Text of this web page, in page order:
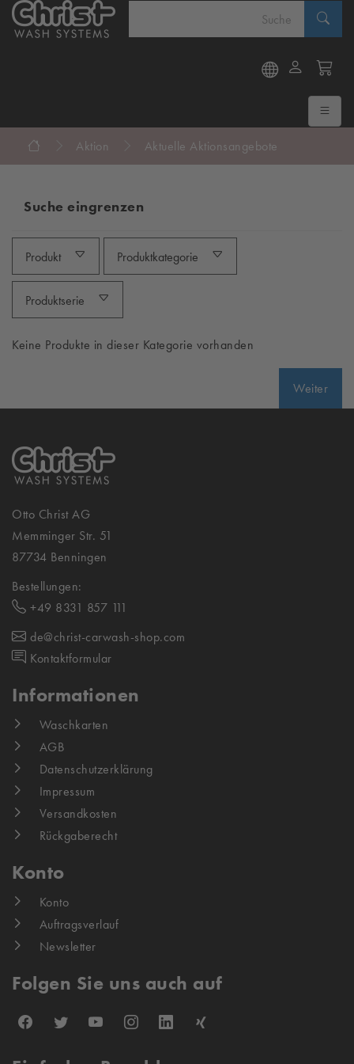
Aktion Aktuelle Aktionsangebote
Suche eingrenzen
Produkt Produktkategorie
Produktserie
Keine Produkte in dieser Kategorie vorhanden
Weiter
Otto Christ AG
Memminger Str. 51
87734 Benningen
Bestellungen:
+49 8331 857 111
de@christ-carwash-shop.com
Kontaktformular
Informationen
Waschkarten
AGB
Datenschutzerklärung
Impressum
Versandkosten
Rückgaberecht
Konto
Konto
Auftragsverlauf
Newsletter
Folgen Sie uns auch auf